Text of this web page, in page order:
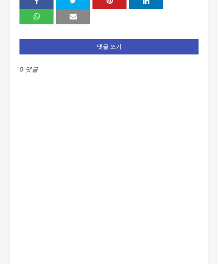
댓글 쓰기
0 댓글